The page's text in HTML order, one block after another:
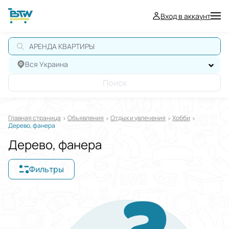
Вход в аккаунт
Вся Украина
Поиск
Главная страница Oбъявления Отдых и увлечения
Хобби
Дерево, фанера
Дерево, фанера
Фильтры